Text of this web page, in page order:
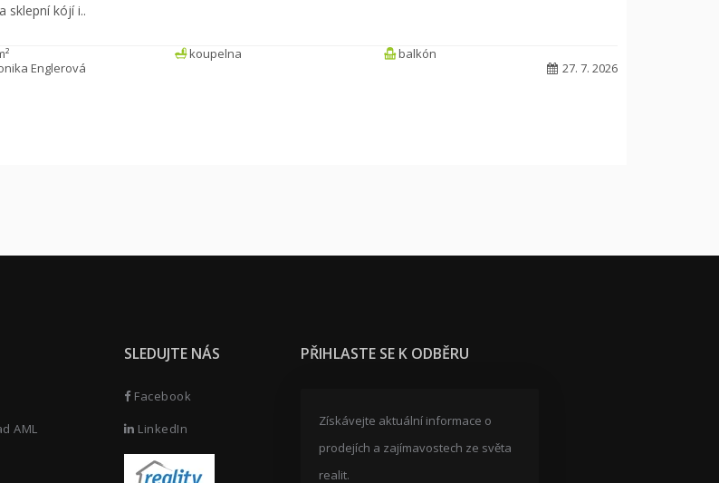
sklepní kójí i..
koupelna
balkón
Englerová
27. 7. 2026
AML
SLEDUJTE NÁS
Facebook
LinkedIn
PŘIHLASTE SE K ODBĚRU
Získávejte aktuální informace o
prodejích a zajímavostech ze světa
realit.